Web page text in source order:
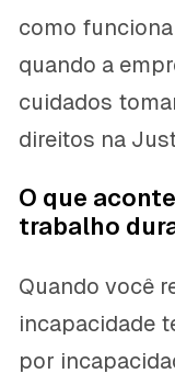
como
quando a
cuidados
direitos na
O que
trabalho
Quando você
incapacidade
por